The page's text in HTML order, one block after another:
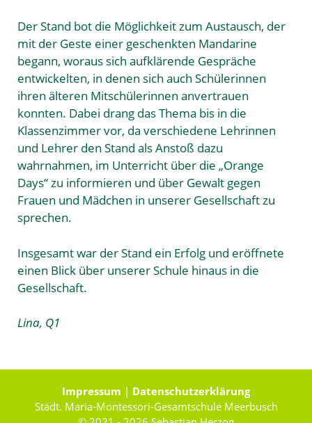
Der Stand bot die Möglichkeit zum Austausch, der
mit der Geste einer geschenkten Mandarine
begann, woraus sich aufklärende Gespräche
entwickelten, in denen sich auch Schülerinnen
ihren älteren Mitschülerinnen anvertrauen
konnten. Dabei drang das Thema bis in die
Klassenzimmer vor, da verschiedene Lehrinnen
und Lehrer den Stand als Anstoß dazu
wahrnahmen, im Unterricht über die „Orange
Days“ zu informieren und über Gewalt gegen
Frauen und Mädchen in unserer Gesellschaft zu
sprechen.
Insgesamt war der Stand ein Erfolg und eröffnete
einen Blick über unserer Schule hinaus in die
Gesellschaft.
Lina, Q1
Impressum | Datenschutzerklärung
Städt. Maria-Montessori-Gesamtschule Meerbusch